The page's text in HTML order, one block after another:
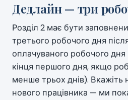
Дедлайн — три
Розділ 2 має бути
третього робочого дня
оплачуваного робочого дня
кінця першого дня, якщо
менше трьох днів). Вкажіть
нового працівника — ми